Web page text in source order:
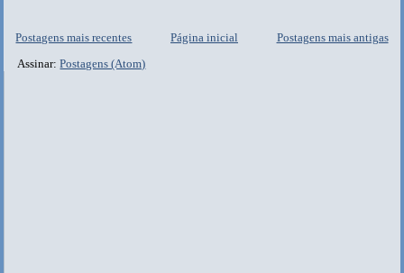
Postagens mais recentes Postagens mais antigas
Página inicial
Assinar:Postagens (Atom)